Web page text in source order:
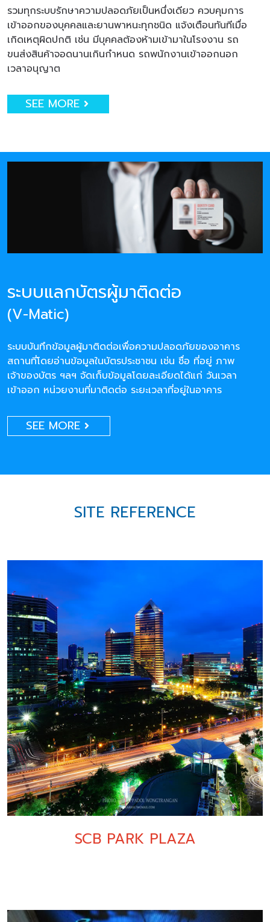
รวมทุกระบบรักษาความปลอดภัยเป็นหนึ่งเดียว ควบคุมการ
เข้าออกของบุคคลและยานพาหนะทุกชนิด แจ้งเตือนทันทีเมื่อ
เกิดเหตุผิดปกติ เช่น มีบุคคลต้องห้ามเข้ามาในโรงงาน รถ
ขนส่งสินค้าจอดนานเกินกำหนด รถพนักงานเข้าออกนอก
เวลาอนุญาต
SEE MORE
ระบบแลกบัตรผู้มาติดต่อ
(V-Matic)
ระบบบันทึกข้อมูลผู้มาติดต่อเพื่อความปลอดภัยของอาคาร
สถานที่โดยอ่านข้อมูลในบัตรประชาชน เช่น ชื่อ ที่อยู่ ภาพ
เจ้าของบัตร ฯลฯ จัดเก็บข้อมูลโดยละเอียดได้แก่ วันเวลา
เข้าออก หน่วยงานที่มาติดต่อ ระยะเวลาที่อยู่ในอาคาร
SEE MORE
SITE REFERENCE
SCB PARK PLAZA